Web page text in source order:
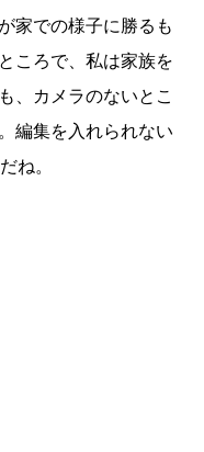
家での様子に勝るも
ころで、私は家族を
、カメラのないとこ
編集を入れられない
ね。